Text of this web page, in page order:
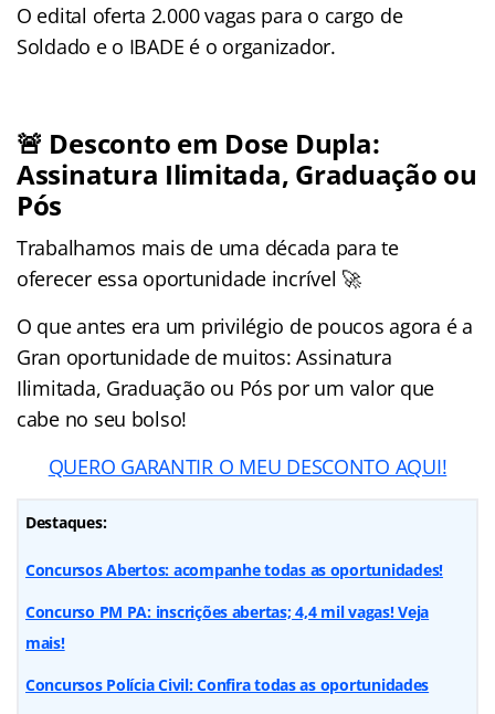
O edital oferta 2.000 vagas para o cargo de
Soldado e o IBADE é o organizador.
🚨 Desconto em Dose Dupla:
Assinatura Ilimitada, Graduação ou
Pós
Trabalhamos mais de uma década para te
oferecer essa oportunidade incrível 🚀
O que antes era um privilégio de poucos agora é a
Gran oportunidade de muitos: Assinatura
Ilimitada, Graduação ou Pós por um valor que
cabe no seu bolso!
QUERO GARANTIR O MEU DESCONTO AQUI!
Destaques:
Concursos Abertos: acompanhe todas as oportunidades!
Concurso PM PA: inscrições abertas; 4,4 mil vagas! Veja
mais!
Concursos Polícia Civil: Confira todas as oportunidades